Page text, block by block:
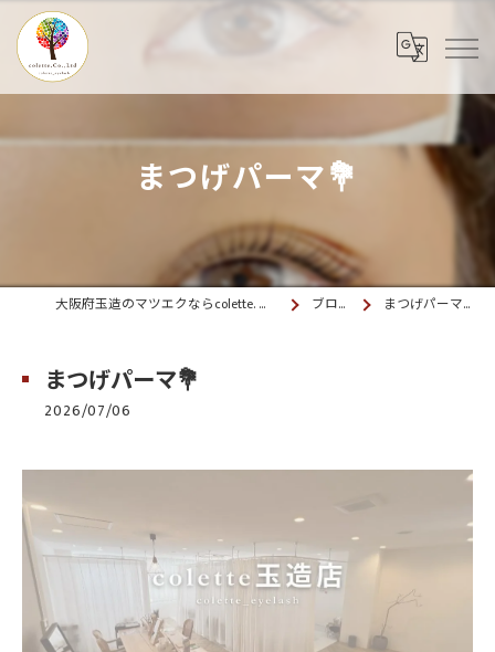
まつげパーマ💐
大阪府玉造のマツエクならcolette. 玉造 ブログ まつげパーマ💐
まつげパーマ💐
2026/07/06